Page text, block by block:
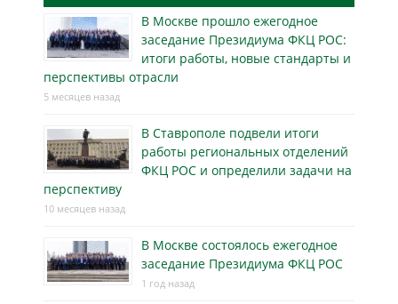
В Москве прошло ежегодное
заседание Президиума ФКЦ РОС:
итоги работы, новые стандарты и
перспективы отрасли
5 месяцев назад
В Ставрополе подвели итоги
работы региональных отделений
ФКЦ РОС и определили задачи на
перспективу
10 месяцев назад
В Москве состоялось ежегодное
заседание Президиума ФКЦ РОС
1 год назад